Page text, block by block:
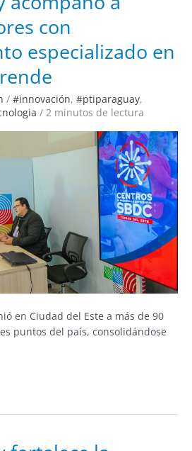
con
especializado en
/ #innovación, #ptiparaguay,
/ 2 minutos de lectura
en Ciudad del Este a más de 90
puntos del país, consolidándose